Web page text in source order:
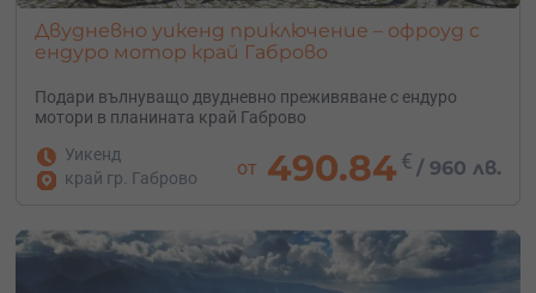
Двудневно уикенд приключение – офроуд с
ендуро мотор край Габрово
Подари вълнуващо двудневно преживяване с ендуро
мотори в планината край Габрово
Уикенд
край гр. Габрово
от 490.84€ / 960 лв.